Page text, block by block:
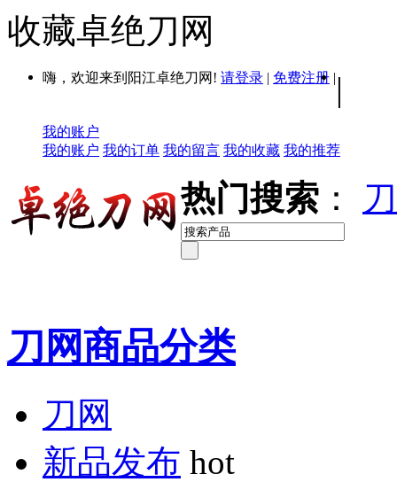
收藏卓绝刀网
嗨，欢迎来到阳江卓绝刀网! 请登录 | 免费注册 | |
我的账户
我的账户 我的订单 我的留言 我的收藏 我的推荐
热门搜索 ：
刀网商品分类
刀网
新品发布 hot